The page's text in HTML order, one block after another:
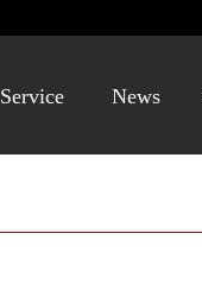
Service News